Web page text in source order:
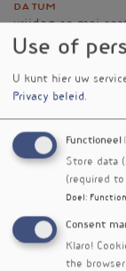
Datum
vrijdag 29 mei
Vignet
Trefwoorden
spier
Use of
U kunt hier uw
Privacy beleid.
Functioneel
Store data
(required
Doel :
Consent
Klaro!
the browser.